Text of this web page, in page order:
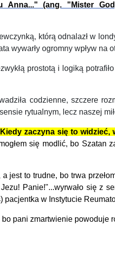
Anna..." (ang. "Mister
którą odnalazł w
wywarły ogromny wpływ na
prostotą i logiką
codzienne, szczere
rytualnym, lecz naszej
zaczyna się to
się modlić, bo Szatan
to trudne, bo trwa
Panie!"...wyrwało się
pacjentka w Instytucie
pani zmartwienie powoduje